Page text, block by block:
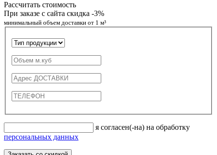
Рассчитать стоимость
При заказе с сайта скидка -3%
минимальный объем доставки от 1 м³
я согласен(-на) на обработку
персональных данных